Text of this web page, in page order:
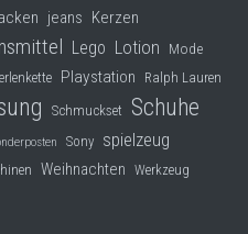
jeans Kerzen
Lego Lotion Mode
Playstation Ralph Lauren
Schmuckset Schuhe
Sony spielzeug
Weihnachten Werkzeug